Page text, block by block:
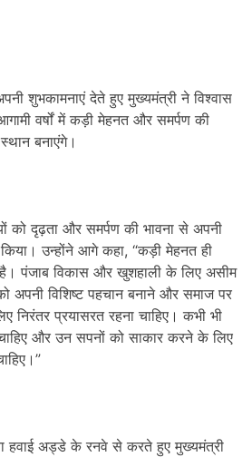
शुभकामनाएं देते हुए मुख्यमंत्री ने विश्वास
वर्षों में कड़ी मेहनत और समर्पण की
बनाएंगे।
को दृढ़ता और समर्पण की भावना से अपनी
उन्होंने आगे कहा, “कड़ी मेहनत ही
पंजाब विकास और खुशहाली के लिए असीम
अपनी विशिष्ट पहचान बनाने और समाज पर
निरंतर प्रयासरत रहना चाहिए। कभी भी
और उन सपनों को साकार करने के लिए
हवाई अड्डे के रनवे से करते हुए मुख्यमंत्री